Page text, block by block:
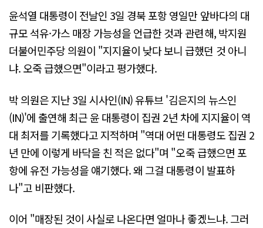
윤석열 대통령이 전날인 3일 경북 포항 영일만 앞바다의 대
규모 석유·가스 매장 가능성을 언급한 것과 관련해, 박지원
더불어민주당 의원이 "지지율이 낮다 보니 급했던 것 아니
냐. 오죽 급했으면"이라고 평가했다.
박 의원은 지난 3일 시사인(IN) 유튜브 '김은지의 뉴스인
(IN)'에 출연해 최근 윤 대통령이 집권 2년 차에 지지율이 역
대 최저를 기록했다고 지적하며 "역대 어떤 대통령도 집권 2
년 만에 이렇게 바닥을 친 적은 없다"며 "오죽 급했으면 포
항에 유전 가능성을 얘기했다. 왜 그걸 대통령이 발표하
나"고 비판했다.
이어 "매장된 것이 사실로 나온다면 얼마나 좋겠느냐. 그러